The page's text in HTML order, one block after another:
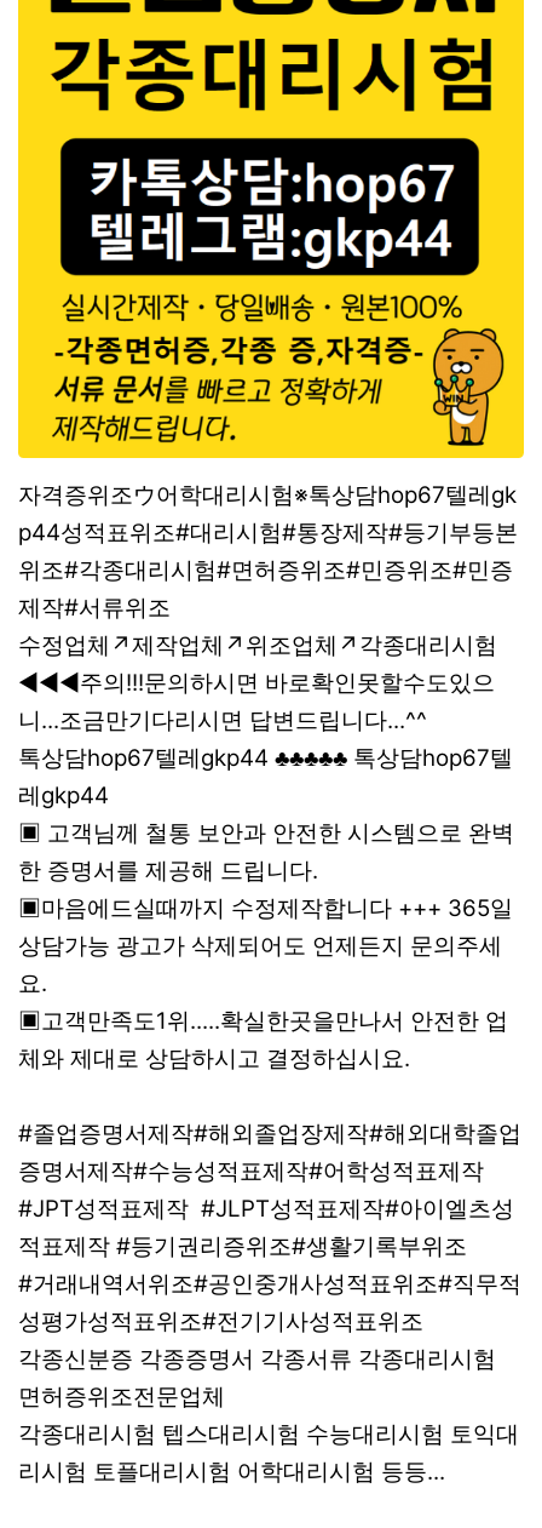
자격증위조ウ어학대리시험※톡상담hop67텔레gk
p44성적표위조#대리시험#통장제작#등기부등본
위조#각종대리시험#면허증위조#민증위조#민증
제작#서류위조
수정업체↗제작업체↗위조업체↗각종대리시험
◀◀◀주의!!!문의하시면 바로확인못할수도있으
니...조금만기다리시면 답변드립니다...^^
톡상담hop67텔레gkp44 ♣♣♣♣♣ 톡상담hop67텔
레gkp44
▣ 고객님께 철통 보안과 안전한 시스템으로 완벽
한 증명서를 제공해 드립니다.
▣마음에드실때까지 수정제작합니다 +++ 365일
상담가능 광고가 삭제되어도 언제든지 문의주세
요.
▣고객만족도1위.....확실한곳을만나서 안전한 업
체와 제대로 상담하시고 결정하십시요.
#졸업증명서제작#해외졸업장제작#해외대학졸업
증명서제작#수능성적표제작#어학성적표제작
#JPT성적표제작 #JLPT성적표제작#아이엘츠성
적표제작 #등기권리증위조#생활기록부위조
#거래내역서위조#공인중개사성적표위조#직무적
성평가성적표위조#전기기사성적표위조
각종신분증 각종증명서 각종서류 각종대리시험
면허증위조전문업체
각종대리시험 텝스대리시험 수능대리시험 토익대
리시험 토플대리시험 어학대리시험 등등...